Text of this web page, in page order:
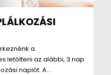
a
letölteni az alábbi, 3 nap
naplót. A…